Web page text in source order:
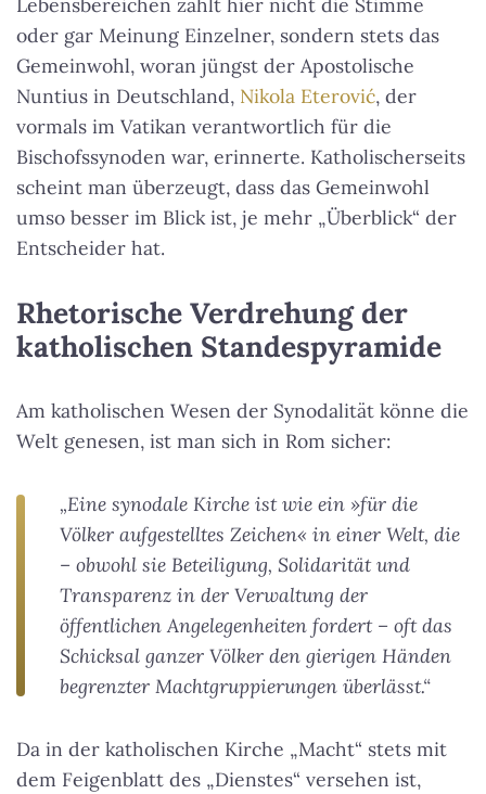
Lebensbereichen zählt hier nicht die Stimme
oder gar Meinung Einzelner, sondern stets das
Gemeinwohl, woran jüngst der Apostolische
Nuntius in Deutschland, Nikola Eterović, der
vormals im Vatikan verantwortlich für die
Bischofssynoden war, erinnerte. Katholischerseits
scheint man überzeugt, dass das Gemeinwohl
umso besser im Blick ist, je mehr „Überblick“ der
Entscheider hat.
Rhetorische Verdrehung der
katholischen Standespyramide
Am katholischen Wesen der Synodalität könne die
Welt genesen, ist man sich in Rom sicher:
„Eine synodale Kirche ist wie ein »für die
Völker aufgestelltes Zeichen« in einer Welt, die
– obwohl sie Beteiligung, Solidarität und
Transparenz in der Verwaltung der
öffentlichen Angelegenheiten fordert – oft das
Schicksal ganzer Völker den gierigen Händen
begrenzter Machtgruppierungen überlässt.“
Da in der katholischen Kirche „Macht“ stets mit
dem Feigenblatt des „Dienstes“ versehen ist,